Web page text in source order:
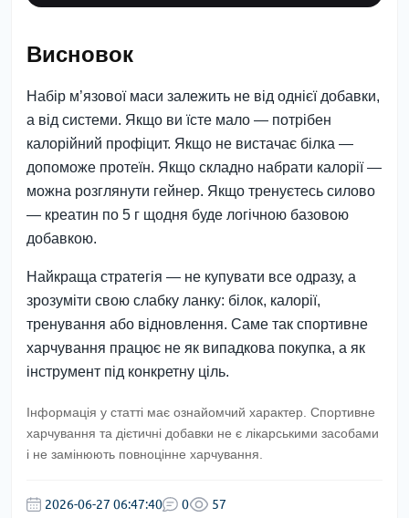
Висновок
Набір м’язової маси залежить не від однієї добавки,
а від системи. Якщо ви їсте мало — потрібен
калорійний профіцит. Якщо не вистачає білка —
допоможе протеїн. Якщо складно набрати калорії —
можна розглянути гейнер. Якщо тренуєтесь силово
— креатин по 5 г щодня буде логічною базовою
добавкою.
Найкраща стратегія — не купувати все одразу, а
зрозуміти свою слабку ланку: білок, калорії,
тренування або відновлення. Саме так спортивне
харчування працює не як випадкова покупка, а як
інструмент під конкретну ціль.
Інформація у статті має ознайомчий характер. Спортивне
харчування та дієтичні добавки не є лікарськими засобами
і не замінюють повноцінне харчування.
2026-06-27 06:47:40 0 57